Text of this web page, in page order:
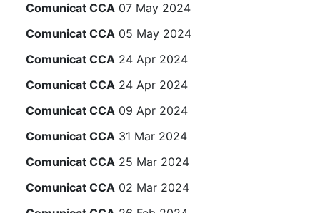
Comunicat CCA 07 May 2024
Comunicat CCA 05 May 2024
Comunicat CCA 24 Apr 2024
Comunicat CCA 24 Apr 2024
Comunicat CCA 09 Apr 2024
Comunicat CCA 31 Mar 2024
Comunicat CCA 25 Mar 2024
Comunicat CCA 02 Mar 2024